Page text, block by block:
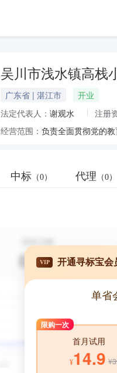
吴川市浅水镇高栈
广东省 | 湛江市
开业
法定代表人： 谢观水 注册
经营范围： 负责全面贯彻党的教
中标 （0） 代理 （0）
VIP 开通寻标宝会
单省
限购一次
首月试用
¥14.9